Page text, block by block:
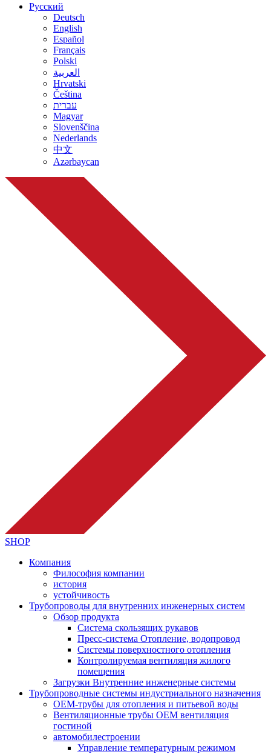
Русский
Deutsch
English
Español
Français
Polski
العربية
Hrvatski
Čeština
עברית
Magyar
Slovenščina
Nederlands
中文
Azərbaycan
SHOP
Компания
Философия компании
история
устойчивость
Трубопроводы для внутренних инженерных систем
Обзор продукта
Система скользящих рукавов
Пресс-система Отопление, водопровод
Системы поверхностного отопления
Контролируемая вентиляция жилого
помещения
Загрузки Bнутренниe инженерныe системы
Трубопроводные системы индустриального назначения
OEM-трубы для отопления и питьевой воды
Вентиляционные трубы OEM вентиляция
гостиной
автомобилестроении
Управление температурным режимом